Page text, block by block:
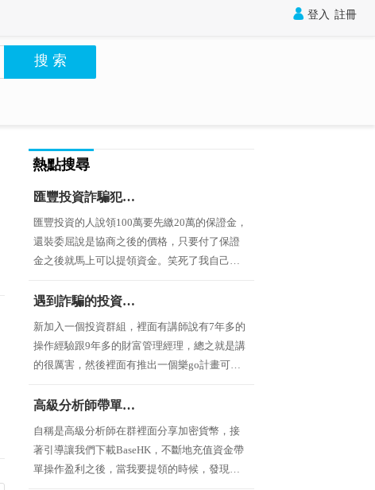
 登入 註冊
搜 索
熱點搜尋
匯豐投資詐騙犯，要繳保證金不然就扣著不給錢
匯豐投資的人說領100萬要先繳20萬的保證金，
還裝委屈說是協商之後的價格，只要付了保證
金之後就馬上可以提領資金。笑死了我自己的
人都是一夥的詐騙犯遇到詐騙的投資群組，用樂go計劃誘騙投資
新加入一個投資群組，裡面有講師說有7年多的
操作經驗跟9年多的財富管理經理，總之就是講
的很厲害，然後裡面有推出一個樂go計畫可以
利，看了很久真的很心動被說服先是投資了1萬
高級分析師帶單操作要我們下載的BaseHK是詐騙不能提領
自稱是高級分析師在群裡面分享加密貨幣，接
著引導讓我們下載BaseHK，不斷地充值資金帶
單操作盈利之後，當我要提領的時候，發現根